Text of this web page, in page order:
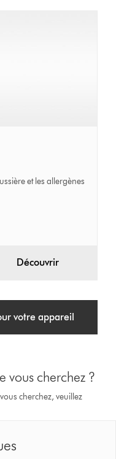
et les allergènes
Découvrir
votre appareil
vous cherchez ?
cherchez, veuillez